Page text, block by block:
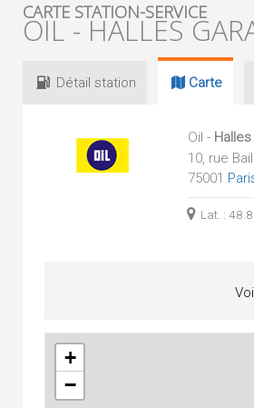
CARTE STATION-SERVICE
OIL - HALLES
Détail station Carte
Oil -
10, rue
75001
Lat. :
+
−